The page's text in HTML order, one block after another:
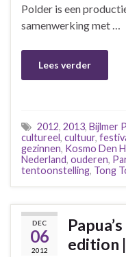
Polder is een
samenwerking met …
Lees verder
2012, 2013, Bijlmer
cultureel, cultuur,
gezinnen, Kosmo Den
Nederland, ouderen,
tentoonstelling, Tong
DEC
06
2012
edition